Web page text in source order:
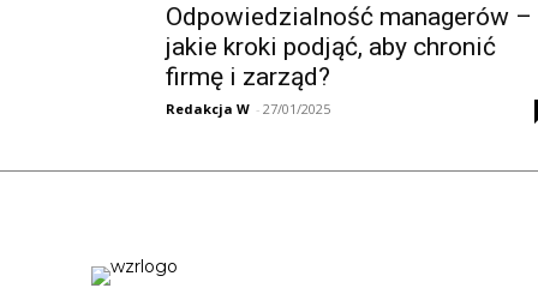
Odpowiedzialność managerów –
jakie kroki podjąć, aby chronić
firmę i zarząd?
Redakcja W - 27/01/2025